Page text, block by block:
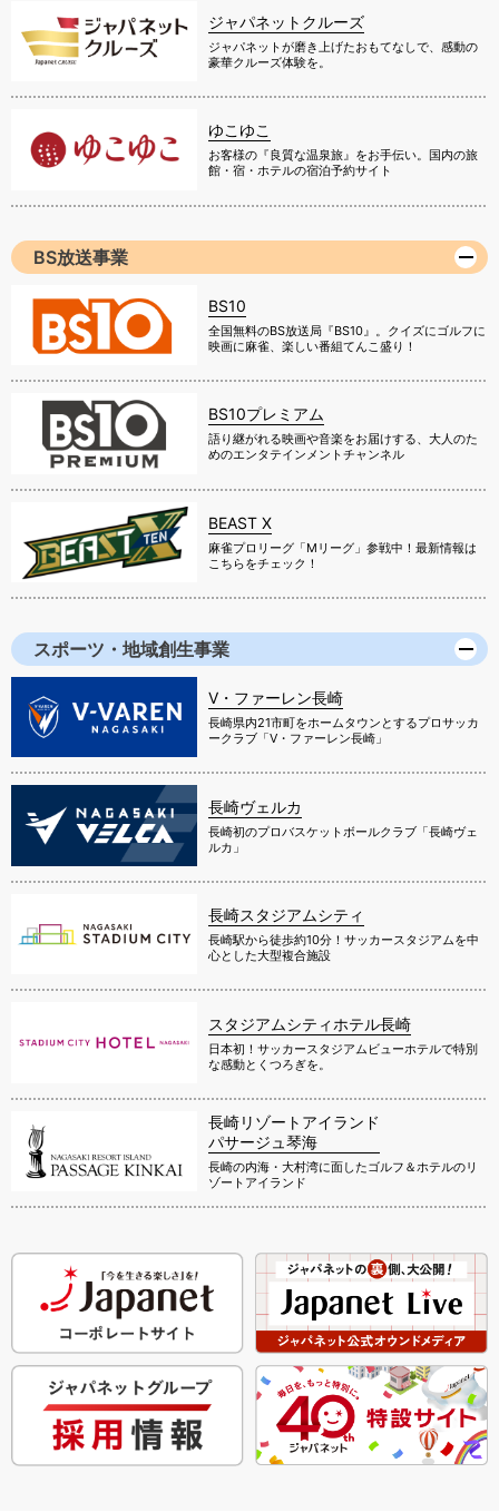
ジャパネットクルーズ
ジャパネットが磨き上げたおもてなしで、感動の
豪華クルーズ体験を。
ゆこゆこ
お客様の『良質な温泉旅』をお手伝い。国内の旅
館・宿・ホテルの宿泊予約サイト
BS放送事業
BS10
全国無料のBS放送局『BS10』。クイズにゴルフに
映画に麻雀、楽しい番組てんこ盛り！
BS10プレミアム
語り継がれる映画や音楽をお届けする、大人のた
めのエンタテインメントチャンネル
BEAST X
麻雀プロリーグ「Mリーグ」参戦中！最新情報は
こちらをチェック！
スポーツ・地域創生事業
V・ファーレン長崎
長崎県内21市町をホームタウンとするプロサッカ
ークラブ「V・ファーレン長崎」
長崎ヴェルカ
長崎初のプロバスケットボールクラブ「長崎ヴェ
ルカ」
長崎スタジアムシティ
長崎駅から徒歩約10分！サッカースタジアムを中
心とした大型複合施設
スタジアムシティホテル長崎
日本初！サッカースタジアムビューホテルで特別
な感動とくつろぎを。
長崎リゾートアイランド
パサージュ琴海
長崎の内海・大村湾に面したゴルフ＆ホテルのリ
ゾートアイランド